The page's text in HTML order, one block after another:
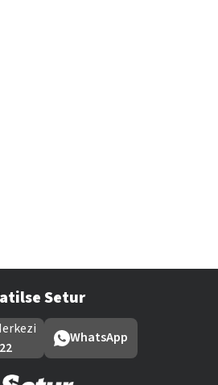
Setur
WhatsApp